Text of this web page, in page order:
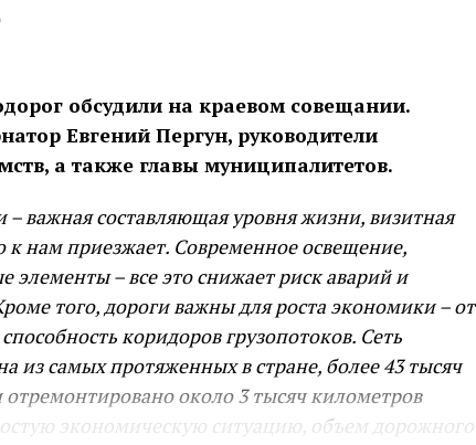
обсудили на краевом совещании.
Евгений Пергун, руководители
а также главы муниципалитетов.
– важная составляющая уровня жизни, визитная
к нам приезжает. Современное освещение,
элементы – все это снижает риск аварий и
того, дороги важны для роста экономики – от
коридоров грузопотоков. Сеть
из самых протяженных в стране, более 43 тысяч
отремонтировано около 3 тысяч километров
экономическую ситуацию, объем дорожного